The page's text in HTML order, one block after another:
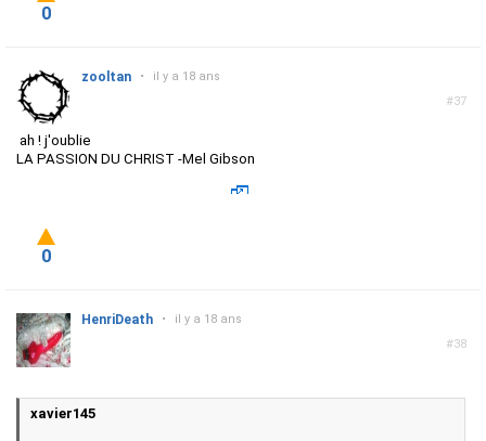
0
#37
zooltan • il y a 18 ans
ah ! j'oublie
LA PASSION DU CHRIST -Mel Gibson
0
#38
HenriDeath • il y a 18 ans
xavier145